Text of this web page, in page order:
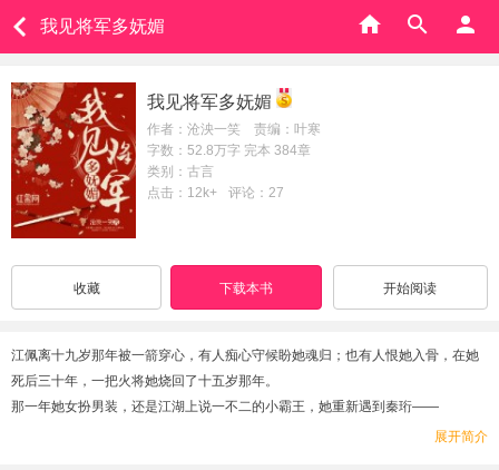
我见将军多妩媚
我见将军多妩媚
作者：沧泱一笑 责编：叶寒
字数：52.8万字 完本 384章
类别：古言
点击：12k+
评论：27
收藏 下载本书 开始阅读
江佩离十九岁那年被一箭穿心，有人痴心守候盼她魂归；也有人恨她入骨，在她
死后三十年，一把火将她烧回了十五岁那年。
那一年她女扮男装，还是江湖上说一不二的小霸王，她重新遇到秦珩——
展开简介